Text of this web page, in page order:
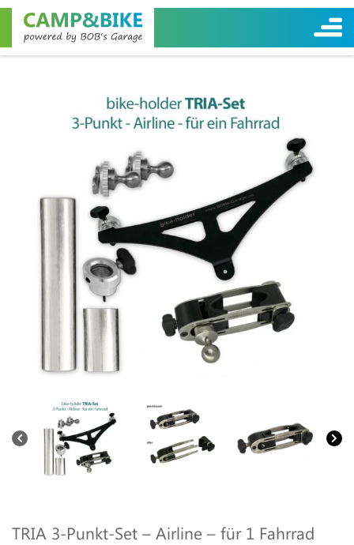
TRIA 3-Punkt-Set – Airline – für 1 Fahrrad